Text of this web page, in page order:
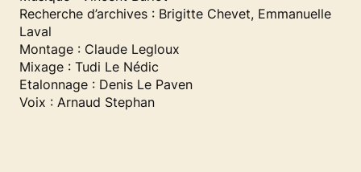
Recherche d’archives : Brigitte Chevet, Emmanuelle
Laval
Montage : Claude Legloux
Mixage : Tudi Le Nédic
Etalonnage : Denis Le Paven
Voix : Arnaud Stephan